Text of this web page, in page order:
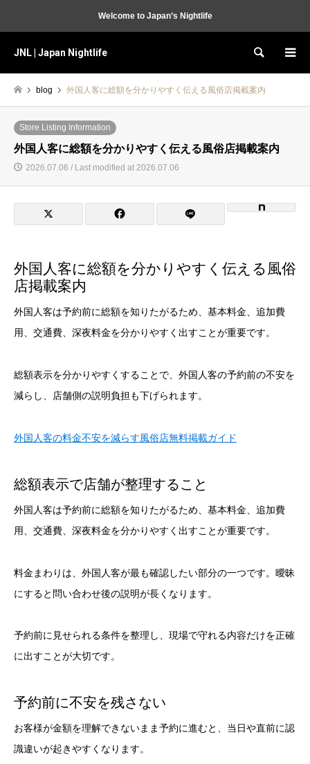
Welcome to Japan’s Nightlife
JNL | Japan Nightlife Search
blog 外国人客に総額を分かりやすく伝える風俗店掲載案内
Store Listing Information
外国人客に総額を分かりやすく伝える風俗店掲載案内
2026.07.06 / Last modified at 2026.07.06
外国人客に総額を分かりやすく伝える風俗
店掲載案内
外国人客は予約前に総額を知りたがるため、基本料金、追加費
用、交通費、深夜料金を分かりやすく出すことが重要です。
総額表示を分かりやすくすることで、外国人客の予約前の不安を
減らし、店舗側の説明負担も下げられます。
外国人客の料金不安を減らす風俗店無料掲載ガイド
総額表示で店舗が整理すること
外国人客は予約前に総額を知りたがるため、基本料金、追加費
用、交通費、深夜料金を分かりやすく出すことが重要です。
料金まわりは、外国人客が最も確認したい部分の一つです。曖昧
にすると問い合わせ後の説明が長くなります。
予約前に見せられる条件を整理し、現場で守れる内容だけを正確
に出すことが大切です。
予約前に不安を残さない
お客様が金額を理解できないまま予約に進むと、当日や直前に認
識違いが起きやすくなります。